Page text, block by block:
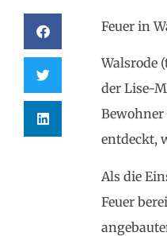
Feuer in
Walsrode
der Lise-
entdeckt,
Als die
Feuer